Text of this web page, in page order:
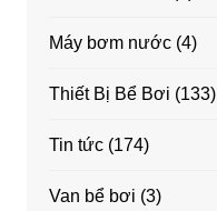
Máy bơm nước(4)
Thiết Bị Bể Bơi (133)
Tin tức(174)
Van bể bơi (3)